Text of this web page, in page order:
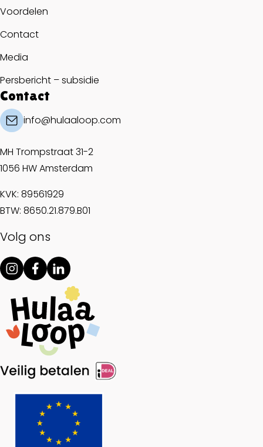
Voordelen
Contact
Media
Persbericht – subsidie
Contact
info@hulaaloop.com
MH Trompstraat 31-2
1056 HW Amsterdam
KVK: 89561929
BTW: 8650.21.879.B01
Volg ons